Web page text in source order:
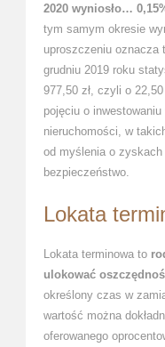
2020 wyniosło…
tym samym okresie
uproszczeniu oznacza
grudniu 2019 roku
977,50 zł, czyli o
pojęciu o
nieruchomości, w
od myślenia o
bezpieczeństwo.
Lokata
Lokata terminowa to
ulokować
określony czas w
wartość można
oferowanego